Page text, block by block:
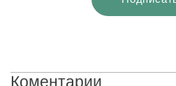
Коментарии